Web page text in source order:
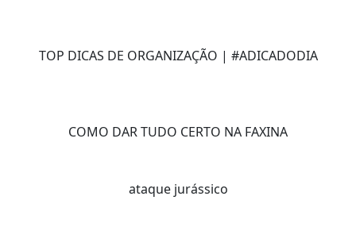
TOP DICAS DE ORGANIZAÇÃO | #ADICADODIA
COMO DAR TUDO CERTO NA FAXINA
ataque jurássico